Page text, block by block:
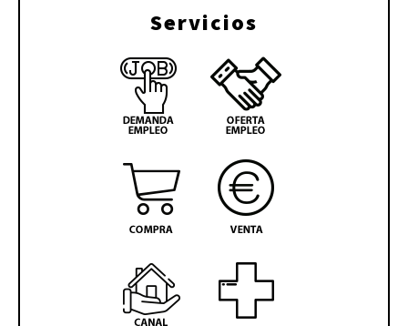
Servicios